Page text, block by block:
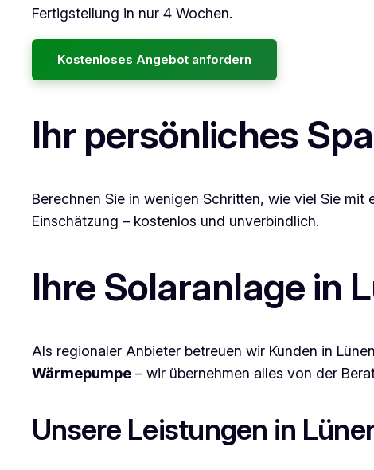
Fertigstellung in nur 4 Wochen.
Kostenloses Angebot anfordern
Ihr persönliches
Berechnen Sie in wenigen Schritten, wie viel Sie mit
Einschätzung – kostenlos und unverbindlich.
Ihre Solaranlage in
Als regionaler Anbieter betreuen wir Kunden in
Wärmepumpe – wir übernehmen alles von der
Unsere Leistungen in